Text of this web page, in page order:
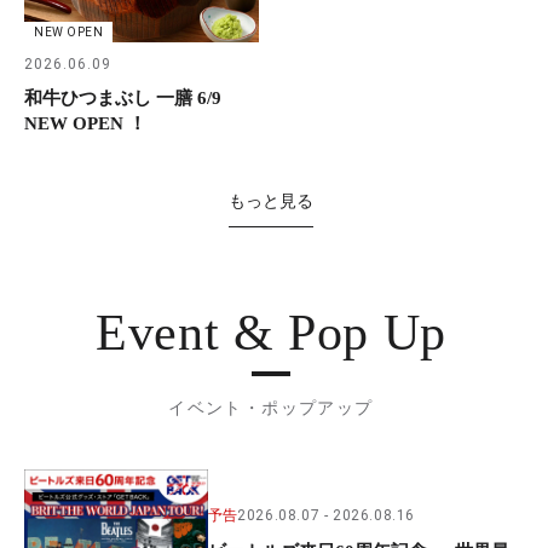
NEW OPEN
2026.06.09
和牛ひつまぶし 一膳 6/9
NEW OPEN ！
もっと見る
Event & Pop Up
イベント・ポップアップ
予告2026.08.07 2026.08.16